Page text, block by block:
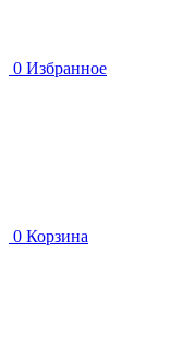
0 Избранное
0 Корзина